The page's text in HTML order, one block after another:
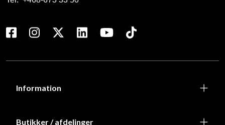
Information
Butikker / afdelinger